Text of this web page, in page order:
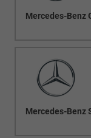
Mercedes-Benz
Mercedes-Benz